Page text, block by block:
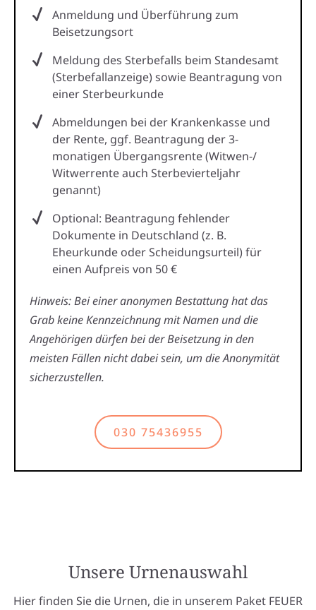
Anmeldung und Überführung zum
Beisetzungsort
Meldung des Sterbefalls beim Standesamt
(Sterbefallanzeige) sowie Beantragung von
einer Sterbeurkunde
Abmeldungen bei der Krankenkasse und
der Rente, ggf. Beantragung der 3-
monatigen Übergangsrente (Witwen-/
Witwerrente auch Sterbevierteljahr
genannt)
Optional: Beantragung fehlender
Dokumente in Deutschland (z. B.
Eheurkunde oder Scheidungsurteil) für
einen Aufpreis von 50 €
Hinweis: Bei einer anonymen Bestattung hat das
Grab keine Kennzeichnung mit Namen und die
Angehörigen dürfen bei der Beisetzung in den
meisten Fällen nicht dabei sein, um die Anonymität
sicherzustellen.
030 75436955
Unsere Urnenauswahl
Hier finden Sie die Urnen, die in unserem Paket FEUER